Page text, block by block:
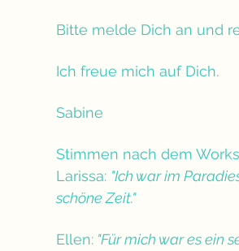
Bitte melde Dich an und
Ich freue mich auf Dich.
Sabine
Stimmen nach dem
Larissa: "Ich war im
schöne Zeit."
Ellen: "Für mich war es ein